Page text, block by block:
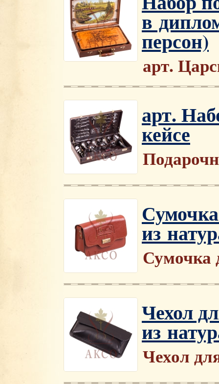
в
персон)
арт.
арт.
кейсе
из
Сумочка
Чехол
из
Чехол